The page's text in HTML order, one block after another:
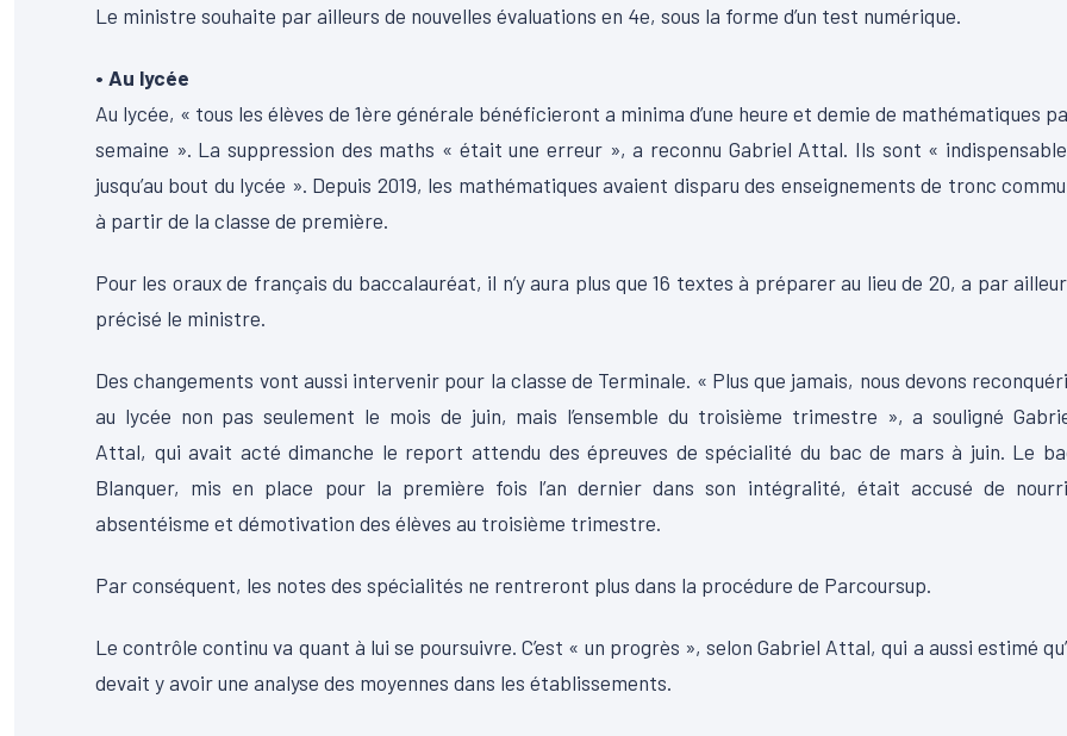
Le ministre souhaite par ailleurs de nouvelles évaluations en 4e, sous la forme d’un test numérique.
• Au lycée
Au lycée, « tous les élèves de 1ère générale bénéficieront a minima d’une heure et demie de mathématiques
semaine ». La suppression des maths « était une erreur », a reconnu Gabriel Attal. Ils sont «
jusqu’au bout du lycée ». Depuis 2019, les mathématiques avaient disparu des enseignements de tronc
à partir de la classe de première.
Pour les oraux de français du baccalauréat, il n’y aura plus que 16 textes à préparer au lieu de 20, a par
précisé le ministre.
Des changements vont aussi intervenir pour la classe de Terminale. « Plus que jamais, nous devons
au lycée non pas seulement le mois de juin, mais l’ensemble du troisième trimestre », a souligné
Attal, qui avait acté dimanche le report attendu des épreuves de spécialité du bac de mars à juin. Le
Blanquer, mis en place pour la première fois l’an dernier dans son intégralité, était accusé de
absentéisme et démotivation des élèves au troisième trimestre.
Par conséquent, les notes des spécialités ne rentreront plus dans la procédure de Parcoursup.
Le contrôle continu va quant à lui se poursuivre. C’est « un progrès », selon Gabriel Attal, qui a aussi estimé
devait y avoir une analyse des moyennes dans les établissements.